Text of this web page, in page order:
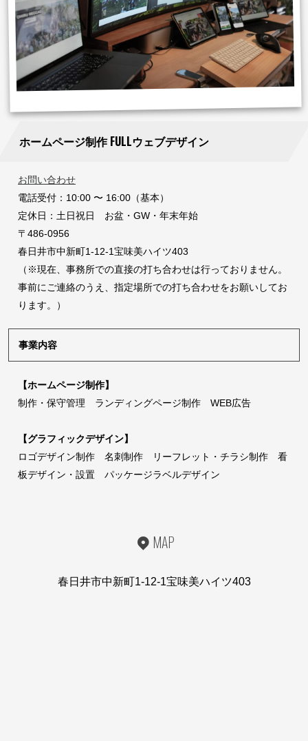
ホームページ制作 FULLウェブデザイン
お問い合わせ
電話受付：10:00 〜 16:00（基本）
定休日：土日祝日 お盆・GW・年末年始
〒486-0956
春日井市中新町1-12-1宝味美ハイツ403
（※現在、事務所での直接の打ち合わせは行っておりません。
事前にご連絡のうえ、指定場所での打ち合わせをお願いしてお
ります。）
事業内容
【ホームページ制作】
制作・保守管理 ランディングページ制作 WEB広告
【グラフィックデザイン】
ロゴデザイン制作 名刺制作 リーフレット・チラシ制作 看
板デザイン・設置 パッケージラベルデザイン
MAP
春日井市中新町1-12-1宝味美ハイツ403